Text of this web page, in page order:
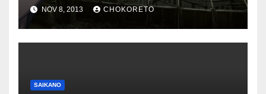
NOV 8, 2013 CHOKORETO
SAIKANO